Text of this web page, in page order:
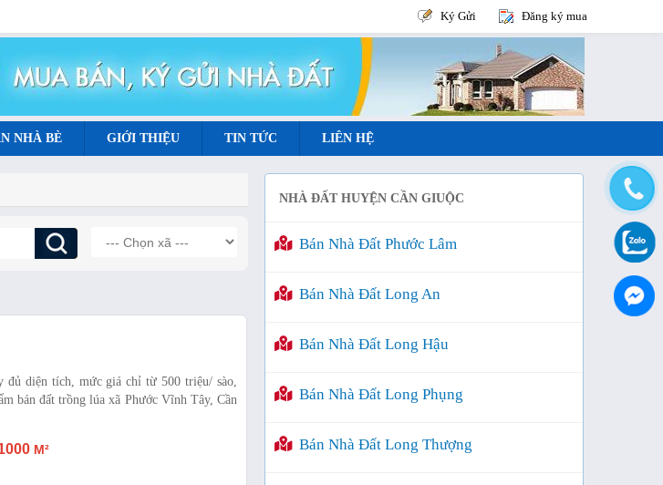
Ký Gửi Đăng ký mua
NHÀ BÈ GIỚI THIỆU TIN TỨC LIÊN HỆ
đủ diện tích, mức giá chỉ từ 500 triệu/ sào,
bán đất trồng lúa xã Phước Vĩnh Tây, Cần
M²
NHÀ ĐẤT HUYỆN CẦN GIUỘC
Bán Nhà Đất Phước Lâm
Bán Nhà Đất Long An
Bán Nhà Đất Long Hậu
Bán Nhà Đất Long Phụng
Bán Nhà Đất Long Thượng